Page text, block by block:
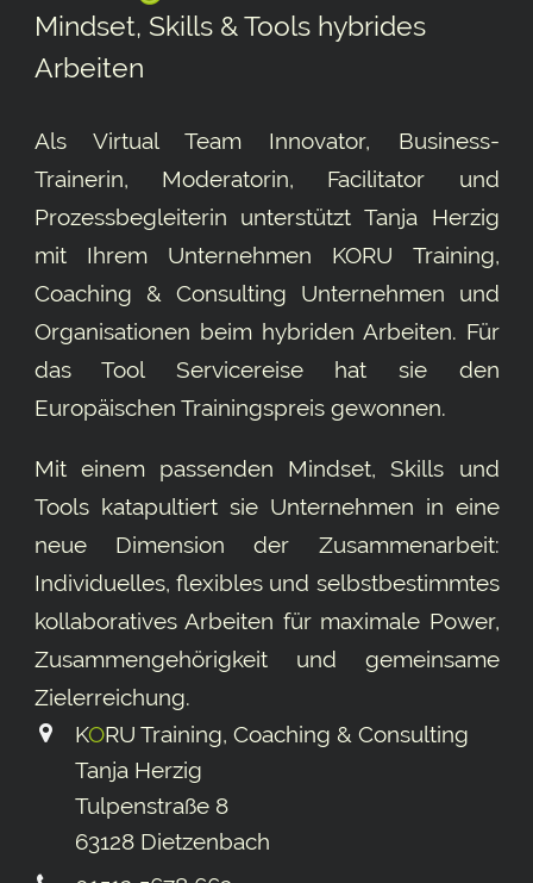
Mindset, Skills & Tools hybrides
Arbeiten
Als Virtual Team Innovator, Business-
Trainerin, Moderatorin, Facilitator und
Prozessbegleiterin unterstützt Tanja Herzig
mit Ihrem Unternehmen KORU Training,
Coaching & Consulting Unternehmen und
Organisationen beim hybriden Arbeiten. Für
das Tool Servicereisehat sie den
Europäischen Trainingspreis gewonnen.
Mit einem passenden Mindset, Skills und
Tools katapultiert sie Unternehmen in eine
neue Dimension der Zusammenarbeit:
Individuelles, flexibles und selbstbestimmtes
kollaboratives Arbeiten für maximale Power,
Zusammengehörigkeit und gemeinsame
Ziel­erreichung.
KORU Training, Coaching & Consulting
Tanja Herzig
Tulpenstraße 8
63128 Dietzenbach